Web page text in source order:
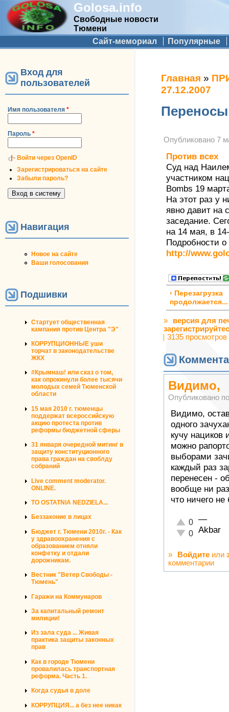
Golosa.info
Свободные новости
Тюмени
Дополнительное меню
Сайт-мемориал Популярные
Вход для
пользователей
Имя пользователя *
Пароль *
Войти через OpenID
Зарегистрироваться на сайте
Забыли пароль?
Навигация
Новое на сайте
Ваши голосования
Подшивки
Стартует общественная
кампания против Центра "Э"
КОРРУПЦИОННЫЕ уши
торчат в законодательстве
ЖКХ
#Крымнаш! или сказ о том,
как опрокинули более тысячи
молодых семей Тюменской
области
15 мая 2010 г. тюменцы
поддержат всероссийскую
акцию протеста против
реформы бюджетной сферы
31 января очередной митинг в
защиту конституционного
права граждан на своблду
собраний
Live comment moderator.
ONLINE.
TO OSTATNIA NEDZIELA...
Беззаконие в лицах
Бюджет г. Тюмени 2010г. - Как
у здравоохранения с
образованием отняли
конфетку и отдали
дорожникам.
Вестник "Ветер Свободы -
Тюмень"
Гаражи на Коммунаров
За капитальный ремонт
милиции!
Из зала суда ... Живая
практика защиты законных
прав
Как в городе Тюмени
провалилась транспортная
реформа. Часть 1.
Когда судья в доле
КОРРУПЦИЯ... а без нее никак
Вы здесь
Главная »
27.12.2007
Переносы
Опубликовано 7
Против всех
Суд над
участником
Bombs 19
На этот раз у
явно давит на
заседание.
на 14 мая, в
Подробности
http://
‹ Перезагрузка
продолжается...
»
версия для
3135 просмотров
Видимо,
Опубликовано
Видимо,
одного
кучу нациков
можно
выборами
каждый раз
перенесен -
вообще ни
что ничего не
Отлично!
0
Неадекватно!
0
—
Akbar
» Войдите или
комментарии